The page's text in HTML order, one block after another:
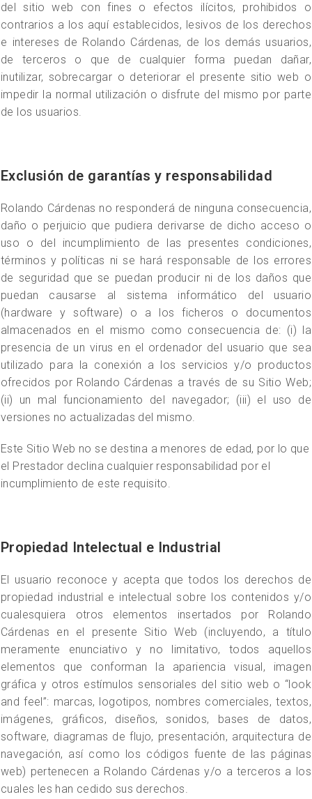
del sitio web con fines o efectos ilícitos, prohibidos o
contrarios a los aquí establecidos, lesivos de los derechos
e intereses de Rolando Cárdenas, de los demás usuarios,
de terceros o que de cualquier forma puedan dañar,
inutilizar, sobrecargar o deteriorar el presente sitio web o
impedir la normal utilización o disfrute del mismo por parte
de los usuarios.
Exclusión de garantías y responsabilidad
Rolando Cárdenas no responderá de ninguna consecuencia,
daño o perjuicio que pudiera derivarse de dicho acceso o
uso o del incumplimiento de las presentes condiciones,
términos y políticas ni se hará responsable de los errores
de seguridad que se puedan producir ni de los daños que
puedan causarse al sistema informático del usuario
(hardware y software) o a los ficheros o documentos
almacenados en el mismo como consecuencia de: (i) la
presencia de un virus en el ordenador del usuario que sea
utilizado para la conexión a los servicios y/o productos
ofrecidos por Rolando Cárdenas a través de su Sitio Web;
(ii) un mal funcionamiento del navegador; (iii) el uso de
versiones no actualizadas del mismo.
Este Sitio Web no se destina a menores de edad, por lo que
el Prestador declina cualquier responsabilidad por el
incumplimiento de este requisito.
Propiedad Intelectual e Industrial
El usuario reconoce y acepta que todos los derechos de
propiedad industrial e intelectual sobre los contenidos y/o
cualesquiera otros elementos insertados por Rolando
Cárdenas en el presente Sitio Web (incluyendo, a título
meramente enunciativo y no limitativo, todos aquellos
elementos que conforman la apariencia visual, imagen
gráfica y otros estímulos sensoriales del sitio web o “look
and feel”: marcas, logotipos, nombres comerciales, textos,
imágenes, gráficos, diseños, sonidos, bases de datos,
software, diagramas de flujo, presentación, arquitectura de
navegación, así como los códigos fuente de las páginas
web) pertenecen a Rolando Cárdenas y/o a terceros a los
cuales les han cedido sus derechos.